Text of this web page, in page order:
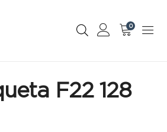
0
F22 128